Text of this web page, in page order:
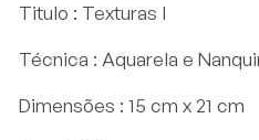
Titulo : Texturas I
Técnica : Aquarela e
Dimensões : 15 cm x 21 cm